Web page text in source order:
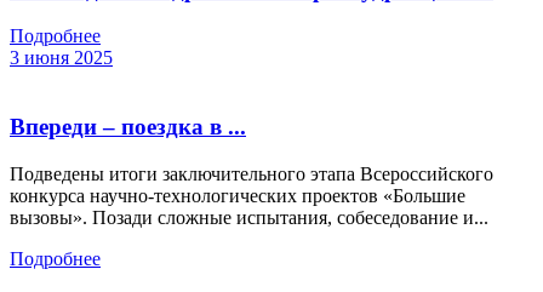
Подробнее
3 июня 2025
Впереди – поездка в ...
Подведены итоги заключительного этапа Всероссийского
конкурса научно-технологических проектов «Большие
вызовы». Позади сложные испытания, собеседование и...
Подробнее